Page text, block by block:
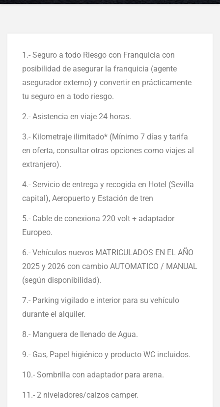
1.- Seguro a todo Riesgo con Franquicia con
posibilidad de asegurar la franquicia (agente
asegurador externo) y convertir en prácticamente
tu seguro en a todo riesgo.
2.- Asistencia en viaje 24 horas.
3.- Kilometraje ilimitado* (Mínimo 7 días y tarifa
en oferta, consultar otras opciones como viajes al
extranjero).
4.- Servicio de entrega y recogida en Hotel (Sevilla
capital), Aeropuerto y Estación de tren
5.- Cable de conexiona 220 volt + adaptador
Europeo.
6.- Vehículos nuevos MATRICULADOS EN EL AÑO
2025 y 2026 con cambio AUTOMATICO / MANUAL
(según disponibilidad).
7.- Parking vigilado e interior para su vehículo
durante el alquiler.
8.- Manguera de llenado de Agua.
9.- Gas, Papel higiénico y producto WC incluidos.
10.- Sombrilla con adaptador para arena.
11.- 2 niveladores/calzos camper.